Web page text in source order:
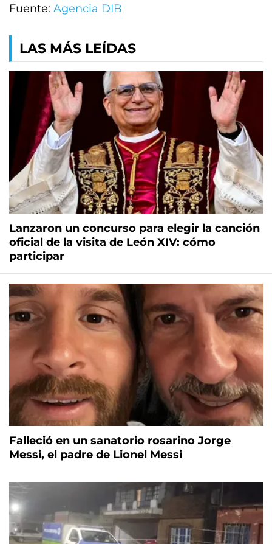
Fuente: Agencia DIB
LAS MÁS LEÍDAS
Lanzaron un concurso para elegir la canción
oficial de la visita de León XIV: cómo
participar
Falleció en un sanatorio rosarino Jorge
Messi, el padre de Lionel Messi